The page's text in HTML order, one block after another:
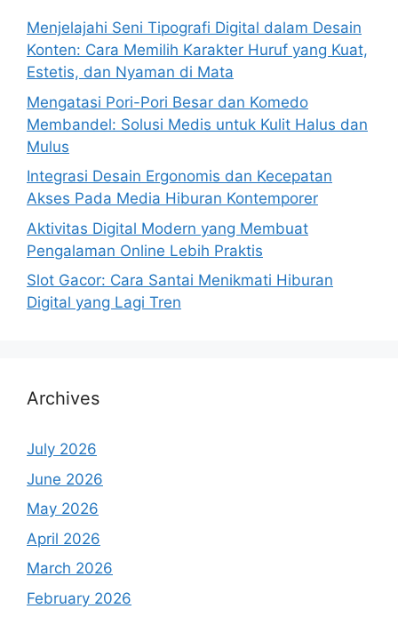
Menjelajahi Seni Tipografi Digital dalam Desain
Konten: Cara Memilih Karakter Huruf yang Kuat,
Estetis, dan Nyaman di Mata
Mengatasi Pori-Pori Besar dan Komedo
Membandel: Solusi Medis untuk Kulit Halus dan
Mulus
Integrasi Desain Ergonomis dan Kecepatan
Akses Pada Media Hiburan Kontemporer
Aktivitas Digital Modern yang Membuat
Pengalaman Online Lebih Praktis
Slot Gacor: Cara Santai Menikmati Hiburan
Digital yang Lagi Tren
Archives
July 2026
June 2026
May 2026
April 2026
March 2026
February 2026